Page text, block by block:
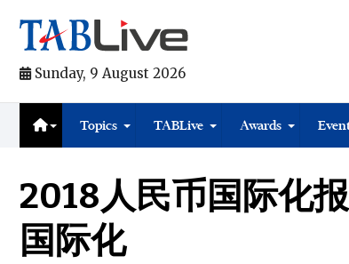
Sunday, 9 August 2026
Topics TABLive Awards
2018人民币国际化
国际化